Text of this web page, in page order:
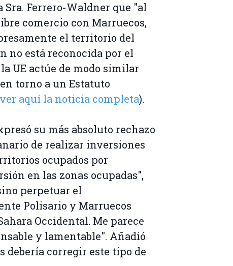
Sra. Ferrero-Waldner que "al
comercio con Marruecos,
el territorio del
no está reconocida por el
UE actúe de modo similar
torno a un Estatuto
ver aquí la noticia completa).
su más absoluto rechazo
de realizar inversiones
ocupados por
en las zonas ocupadas",
perpetuar el
Polisario y Marruecos
Occidental. Me parece
y lamentable". Añadió
debería corregir este tipo de